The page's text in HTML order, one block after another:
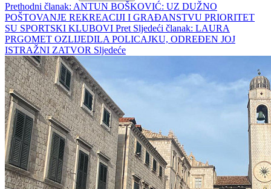
Prethodni članak: ANTUN BOŠKOVIĆ: UZ DUŽNO
POŠTOVANJE REKREACIJI I GRAĐANSTVU PRIORITET
SU SPORTSKI KLUBOVI Pret Sljedeći članak: LAURA
PRGOMET OZLIJEDILA POLICAJKU, ODREĐEN JOJ
ISTRAŽNI ZATVOR Sljedeće